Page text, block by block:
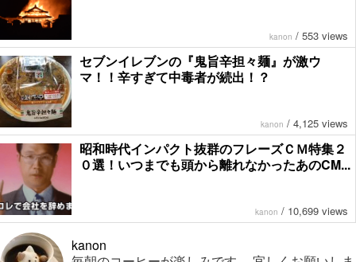
kanon / 553 views
セブンイレブンの『鬼旨辛担々麺』が激ウ
マ！！辛すぎて中毒者が続出！？
kanon / 4,125 views
昭和時代インパクト抜群のフレーズＣＭ特集２
０選！いつまでも頭から離れなかったあのCM...
kanon / 10,699 views
kanon